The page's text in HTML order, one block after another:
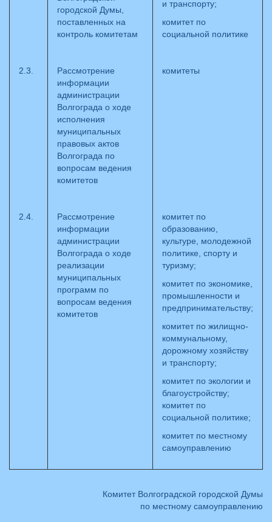
городской Думы,
поставленных на
контроль комитетам
и транспорту;
комитет по
социальной политике
2.3.
Рассмотрение
информации
администрации
Волгограда о ходе
исполнения
муниципальных
правовых актов
Волгограда по
вопросам ведения
комитетов
комитеты
2.4.
Рассмотрение
информации
администрации
Волгограда о ходе
реализации
муниципальных
программ по
вопросам ведения
комитетов
комитет по
образованию,
культуре, молодежной
политике, спорту и
туризму;
комитет по экономике,
промышленности и
предпринимательству;
комитет по жилищно-
коммунальному,
дорожному хозяйству
и транспорту;
комитет по экологии и
благоустройству;
комитет по
социальной политике;
комитет по местному
самоуправлению
Комитет Волгоградской городской Думы
по местному самоуправлению